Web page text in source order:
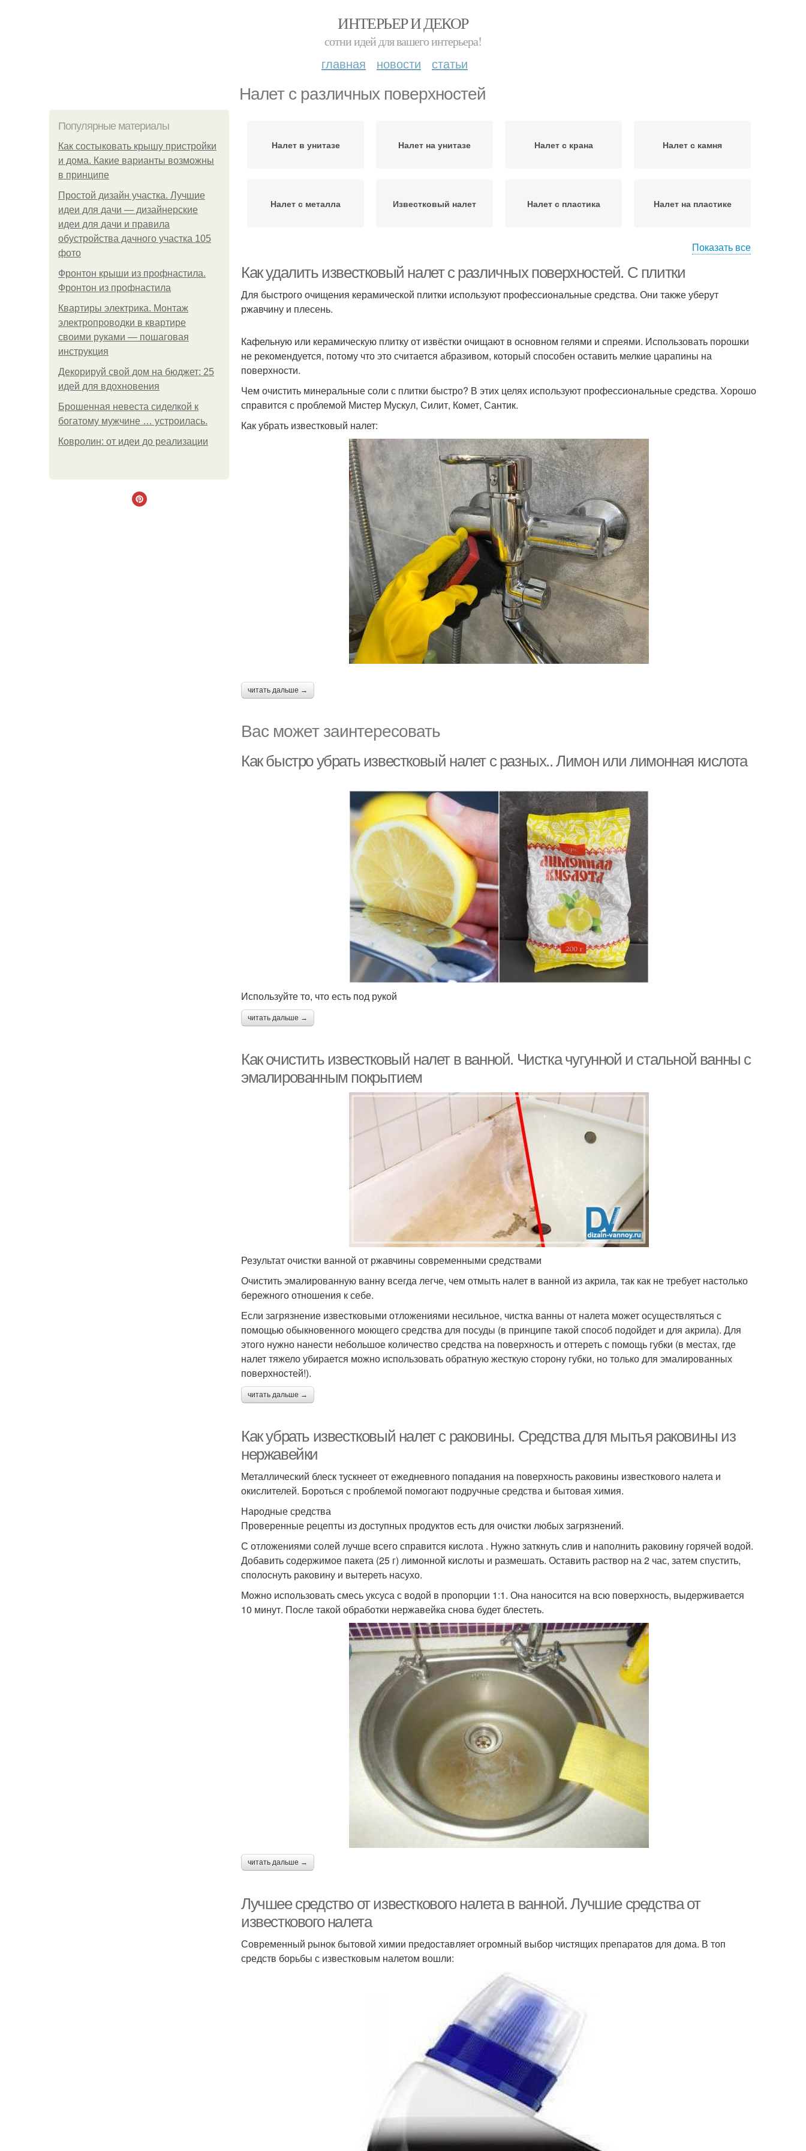
ИНТЕРЬЕР И ДЕКОР
сотни идей для вашего интерьера!
главная новости статьи
Налет с различных поверхностей
Популярные материалы
Как состыковать крышу пристройки
и дома. Какие варианты возможны
в принципе
Простой дизайн участка. Лучшие
идеи для дачи — дизайнерские
идеи для дачи и правила
обустройства дачного участка 105
фото
Фронтон крыши из профнастила.
Фронтон из профнастила
Квартиры электрика. Монтаж
электропроводки в квартире
своими руками — пошаговая
инструкция
Декорируй свой дом на бюджет: 25
идей для вдохновения
Брошенная невеста сиделкой к
богатому мужчине … устроилась.
Ковролин: от идеи до реализации
Налет в унитазе Налет на унитазе Налет с крана Налет с камня
Налет с металла Известковый налет Налет с пластика Налет на пластике
Показать все
Как удалить известковый налет с различных поверхностей. С плитки
Для быстрого очищения керамической плитки используют профессиональные средства. Они также уберут
ржавчину и плесень.
Кафельную или керамическую плитку от извёстки очищают в основном гелями и спреями. Использовать порошки
не рекомендуется, потому что это считается абразивом, который способен оставить мелкие царапины на
поверхности.
Чем очистить минеральные соли с плитки быстро? В этих целях используют профессиональные средства. Хорошо
справится с проблемой Мистер Мускул, Силит, Комет, Сантик.
Как убрать известковый налет:
читать дальше →
Вас может заинтересовать
Как быстро убрать известковый налет с разных.. Лимон или лимонная кислота
Используйте то, что есть под рукой
читать дальше →
Как очистить известковый налет в ванной. Чистка чугунной и стальной ванны с
эмалированным покрытием
Результат очистки ванной от ржавчины современными средствами
Очистить эмалированную ванну всегда легче, чем отмыть налет в ванной из акрила, так как не требует настолько
бережного отношения к себе.
Если загрязнение известковыми отложениями несильное, чистка ванны от налета может осуществляться с
помощью обыкновенного моющего средства для посуды (в принципе такой способ подойдет и для акрила). Для
этого нужно нанести небольшое количество средства на поверхность и оттереть с помощь губки (в местах, где
налет тяжело убирается можно использовать обратную жесткую сторону губки, но только для эмалированных
поверхностей!).
читать дальше →
Как убрать известковый налет с раковины. Средства для мытья раковины из
нержавейки
Металлический блеск тускнеет от ежедневного попадания на поверхность раковины известкового налета и
окислителей. Бороться с проблемой помогают подручные средства и бытовая химия.
Народные средства
Проверенные рецепты из доступных продуктов есть для очистки любых загрязнений.
С отложениями солей лучше всего справится кислота . Нужно заткнуть слив и наполнить раковину горячей водой.
Добавить содержимое пакета (25 г) лимонной кислоты и размешать. Оставить раствор на 2 час, затем спустить,
сполоснуть раковину и вытереть насухо.
Можно использовать смесь уксуса с водой в пропорции 1:1. Она наносится на всю поверхность, выдерживается
10 минут. После такой обработки нержавейка снова будет блестеть.
читать дальше →
Лучшее средство от известкового налета в ванной. Лучшие средства от
известкового налета
Современный рынок бытовой химии предоставляет огромный выбор чистящих препаратов для дома. В топ
средств борьбы с известковым налетом вошли: